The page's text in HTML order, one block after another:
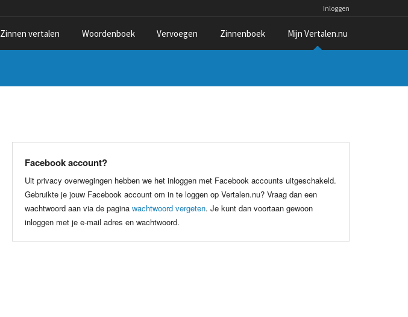
Inloggen
Zinnen vertalen Woordenboek Vervoegen Zinnenboek Mijn Vertalen.nu
Facebook account?
Uit privacy overwegingen hebben we het inloggen met Facebook accounts uitgeschakeld.
Gebruikte je jouw Facebook account om in te loggen op Vertalen.nu? Vraag dan een
wachtwoord aan via de pagina wachtwoord vergeten. Je kunt dan voortaan gewoon
inloggen met je e-mail adres en wachtwoord.